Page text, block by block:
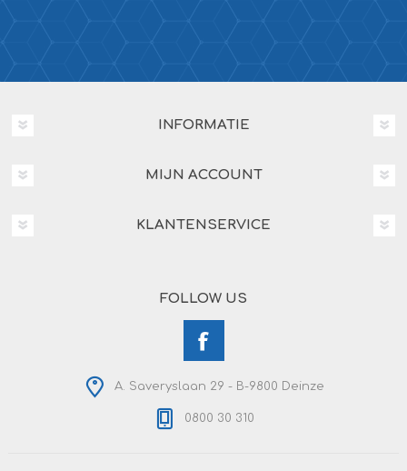
INFORMATIE
MIJN ACCOUNT
KLANTENSERVICE
FOLLOW US
A. Saveryslaan 29 - B-9800 Deinze
0800 30 310